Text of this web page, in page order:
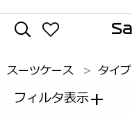
スーツケース タイプ
フィルタ表示+